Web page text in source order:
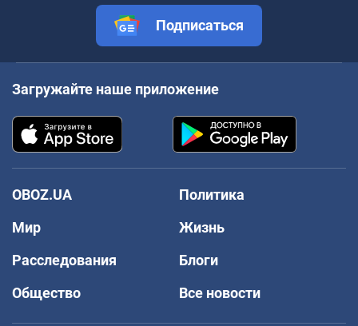
Подписаться
Загружайте наше приложение
OBOZ.UA
Политика
Мир
Жизнь
Расследования
Блоги
Общество
Все новости